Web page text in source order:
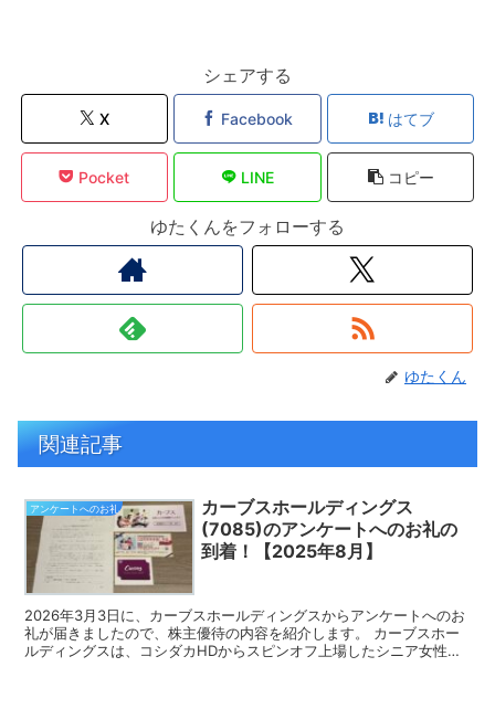
シェアする
X Facebook はてブ
Pocket LINE コピー
ゆたくんをフォローする
ゆたくん
関連記事
アンケートへのお礼
カーブスホールディングス
(7085)のアンケートへのお礼の
到着！【2025年8月】
2026年3月3日に、カーブスホールディングスからアンケートへのお
礼が届きましたので、株主優待の内容を紹介します。 カーブスホー
ルディングスは、コシダカHDからスピンオフ上場したシニア女性体